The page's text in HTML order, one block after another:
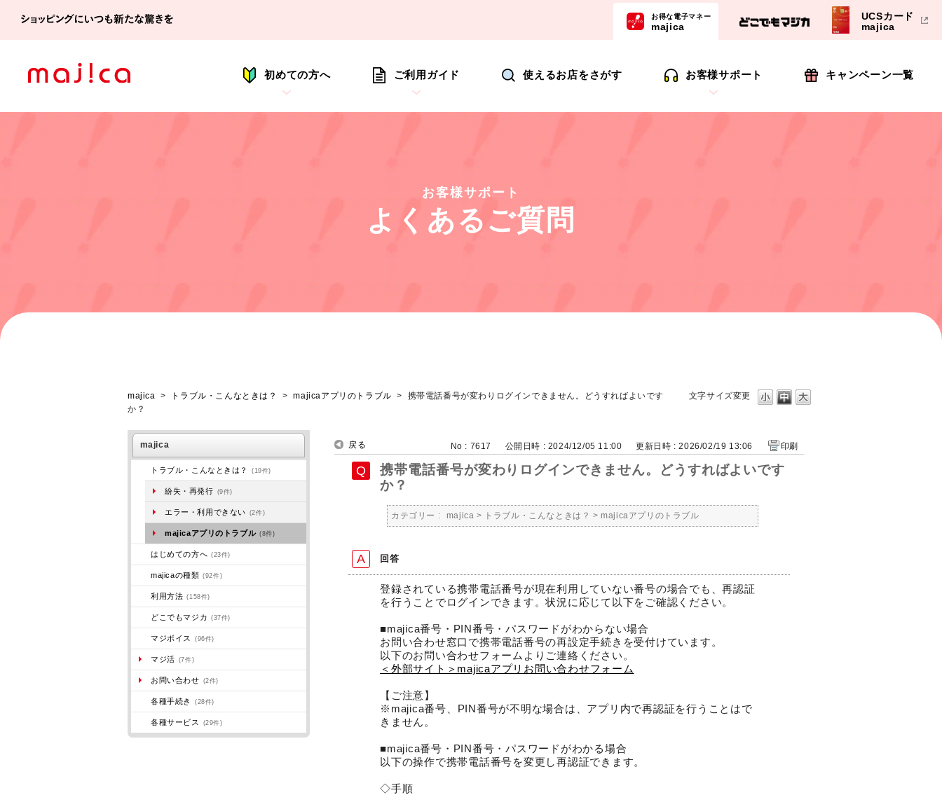
お得な電子マネー
majica
UCSカード
majica
初めての方へ ご利用ガイド 使えるお店をさがす お客様サポート キャンペーン一覧
お客様サポート
よくあるご質問
文字サイズ変更
majica > トラブル・こんなときは？ > majicaアプリのトラブル >
携帯電話番号が変わりログインできません。どうすればよいです
か？
majica
トラブル・こんなときは？ (19件)
紛失・再発行 (9件)
エラー・利用できない (2件)
majicaアプリのトラブル (8件)
はじめての方へ (23件)
majicaの種類 (92件)
利用方法 (158件)
どこでもマジカ (37件)
マジボイス (96件)
マジ活 (7件)
お問い合わせ (2件)
各種手続き (28件)
各種サービス (29件)
戻る No : 7617 公開日時 : 2024/12/05 11:00 更新日時 : 2026/02/19 13:06 印刷
携帯電話番号が変わりログインできません。どうすればよいです
か？
カテゴリー : majica > トラブル・こんなときは？ >majicaアプリのトラブル
回答
登録されている携帯電話番号が現在利用していない番号の場合でも、再認証
を行うことでログインできます。状況に応じて以下をご確認ください。
■majica番号・PIN番号・パスワードがわからない場合
お問い合わせ窓口で携帯電話番号の再設定手続きを受付けています。
以下のお問い合わせフォームよりご連絡ください。
＜外部サイト＞majicaアプリお問い合わせフォーム
【ご注意】
※majica番号、PIN番号が不明な場合は、アプリ内で再認証を行うことはで
きません。
■majica番号・PIN番号・パスワードがわかる場合
以下の操作で携帯電話番号を変更し再認証できます。
◇手順